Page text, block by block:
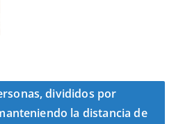
divididos por
la distancia de